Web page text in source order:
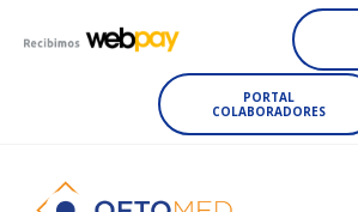
PORTAL
COLABORADORES